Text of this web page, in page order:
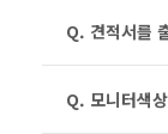
Q. 견적서를
Q. 모니터색